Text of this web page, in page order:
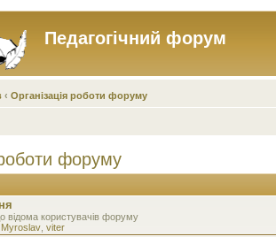
Педагогічний форум
‹ Організація роботи форуму
форуму
відома користувачів форуму
Myroslav viter